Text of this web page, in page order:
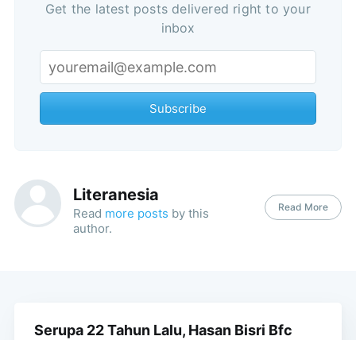
Get the latest posts delivered right to your
inbox
Subscribe
Literanesia
Read more posts by this
author.
Read More
Serupa 22 Tahun Lalu, Hasan Bisri Bfc